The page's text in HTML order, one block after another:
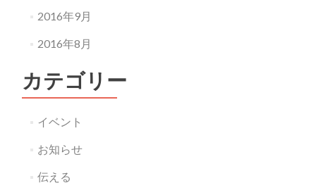
2016年9月
2016年8月
カテゴリー
イベント
お知らせ
伝える